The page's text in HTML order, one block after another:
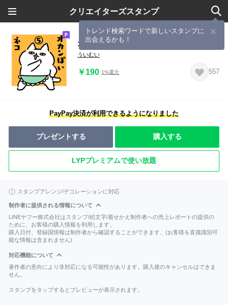
クリエイターズスタンプ
トレンド検索ワードで新しいスタンプに
出会えるかも！
オカンぽいネコ⑤【井戸端会議】
ういむい
￥190 1%還元 557
PayPay決済が利用できるようになりました
プレゼントする 購入する
LYPプレミアムで使い放題
スタンプアレンジ/デコレーションに対応
制作者に提供される情報について
LINEヤフー株式会社はスタンプ/絵文字/着せかえ制作者への売上レポートの提供の
ために、お客様の購入情報を利用します。
購入日付、登録国情報は制作者から確認することができます。(お客様を直接識別可
能な情報は含まれません)
対応機能について
著作者の意向により非対応になる可能性があります。購入後のキャンセルはできま
せん。
スタンプをタップするとプレビューが表示されます。